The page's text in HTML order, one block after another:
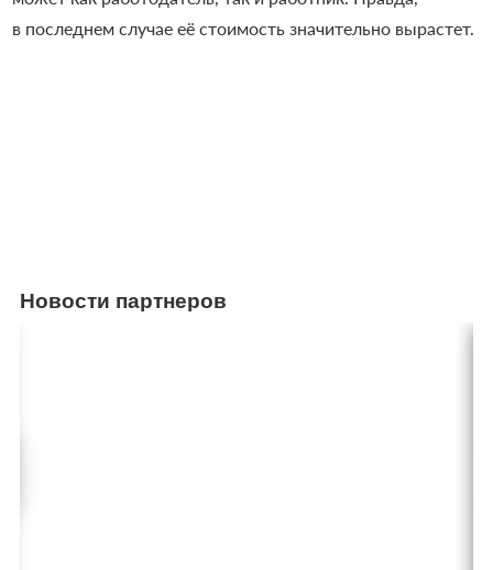
в последнем случае её стоимость значительно вырастет.
Новости партнеров